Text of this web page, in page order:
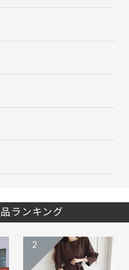
ランキング
2